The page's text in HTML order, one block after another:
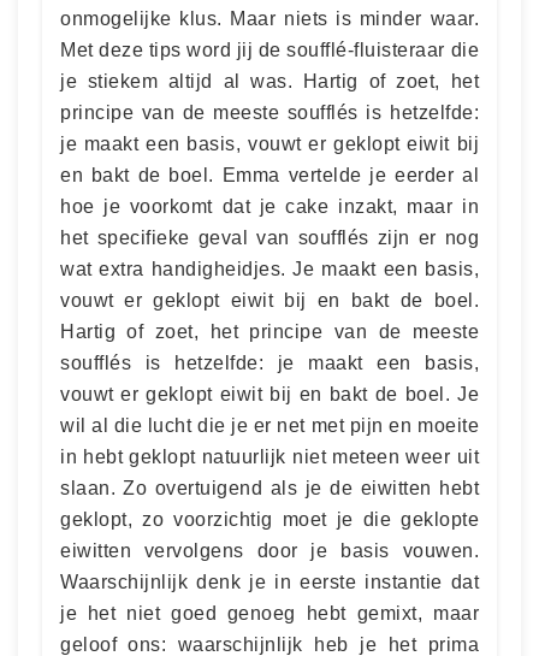
onmogelijke klus. Maar niets is minder waar.
Met deze tips word jij de soufflé-fluisteraar die
je stiekem altijd al was. Hartig of zoet, het
principe van de meeste soufflés is hetzelfde:
je maakt een basis, vouwt er geklopt eiwit bij
en bakt de boel. Emma vertelde je eerder al
hoe je voorkomt dat je cake inzakt, maar in
het specifieke geval van soufflés zijn er nog
wat extra handigheidjes. Je maakt een basis,
vouwt er geklopt eiwit bij en bakt de boel.
Hartig of zoet, het principe van de meeste
soufflés is hetzelfde: je maakt een basis,
vouwt er geklopt eiwit bij en bakt de boel. Je
wil al die lucht die je er net met pijn en moeite
in hebt geklopt natuurlijk niet meteen weer uit
slaan. Zo overtuigend als je de eiwitten hebt
geklopt, zo voorzichtig moet je die geklopte
eiwitten vervolgens door je basis vouwen.
Waarschijnlijk denk je in eerste instantie dat
je het niet goed genoeg hebt gemixt, maar
geloof ons: waarschijnlijk heb je het prima